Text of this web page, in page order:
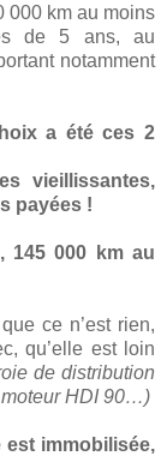
000 km au moins
de 5 ans, au
notamment
a été ces 2
vieillissantes,
payées !
145 000 km au
ce n’est rien,
qu’elle est loin
de distribution
moteur HDI 90…)
est immobilisée,